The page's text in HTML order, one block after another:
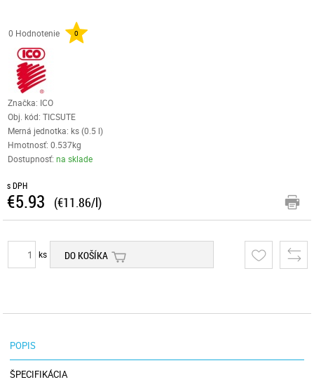
0 Hodnotenie 0
Značka: ICO
Obj. kód:TICSUTE
Merná jednotka: ks (0.5 l)
Hmotnosť: 0.537kg
Dostupnosť:na sklade
s DPH
€5.93 (€11.86/l)
ks DO KOŠÍKA
POPIS
ŠPECIFIKÁCIA